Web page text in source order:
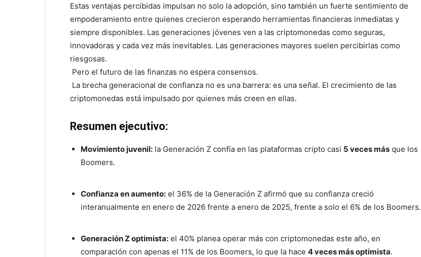
Estas ventajas percibidas impulsan no solo la adopción, sino también un fuerte sentimiento de
empoderamiento entre quienes crecieron esperando herramientas financieras inmediatas y
siempre disponibles. Las generaciones jóvenes ven a las criptomonedas como seguras,
innovadoras y cada vez más inevitables. Las generaciones mayores suelen percibirlas como
riesgosas.
Pero el futuro de las finanzas no espera consensos.
La brecha generacional de confianza no es una barrera: es una señal. El crecimiento de las
criptomonedas está impulsado por quienes más creen en ellas.
Resumen ejecutivo:
Movimiento juvenil: la Generación Z confía en las plataformas cripto casi 5 veces más que los
Boomers.
Confianza en aumento: el 36% de la Generación Z afirmó que su confianza creció
interanualmente en enero de 2026 frente a enero de 2025, frente a solo el 6% de los Boomers.
Generación Z optimista: el 40% planea operar más con criptomonedas este año, en
comparación con apenas el 11% de los Boomers, lo que la hace 4 veces más optimista.